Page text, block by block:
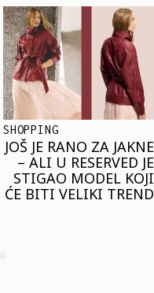
TRENDOVI
NAJVEĆI MIKRO-
TREND SEZONE VAS
POZIVA DA SPOJITE
NESPOJIVO